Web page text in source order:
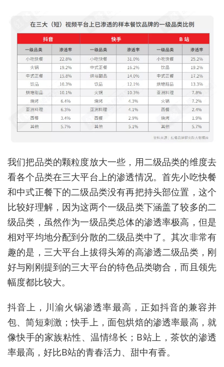
我们把品类的颗粒度放大一些，用二级品类的维度去
看各个品类在三大平台上的渗透情况。首先小吃快餐
和中式正餐下的二级品类没有再把持头部位置，这个
比较好理解，因为这两个一级品类下涵盖了较多的二
级品类，虽然作为一级品类总体的渗透率极高，但是
相对平均地分配到分散的二级品类中了。其次非常有
趣的是，三大平台上拔得头筹的高渗透二级品类，刚
好与刚刚提到的三大平台的特色品类吻合，而且领先
幅度都比较大。
抖音上，川渝火锅渗透率最高，正如抖音的兼容并
包、简短刺激；快手上，面包烘焙的渗透率最高，就
像快手的家族粘性、温情绵长；B站上，茶饮的渗透
率最高，好比B站的青春活力、甜中有香。